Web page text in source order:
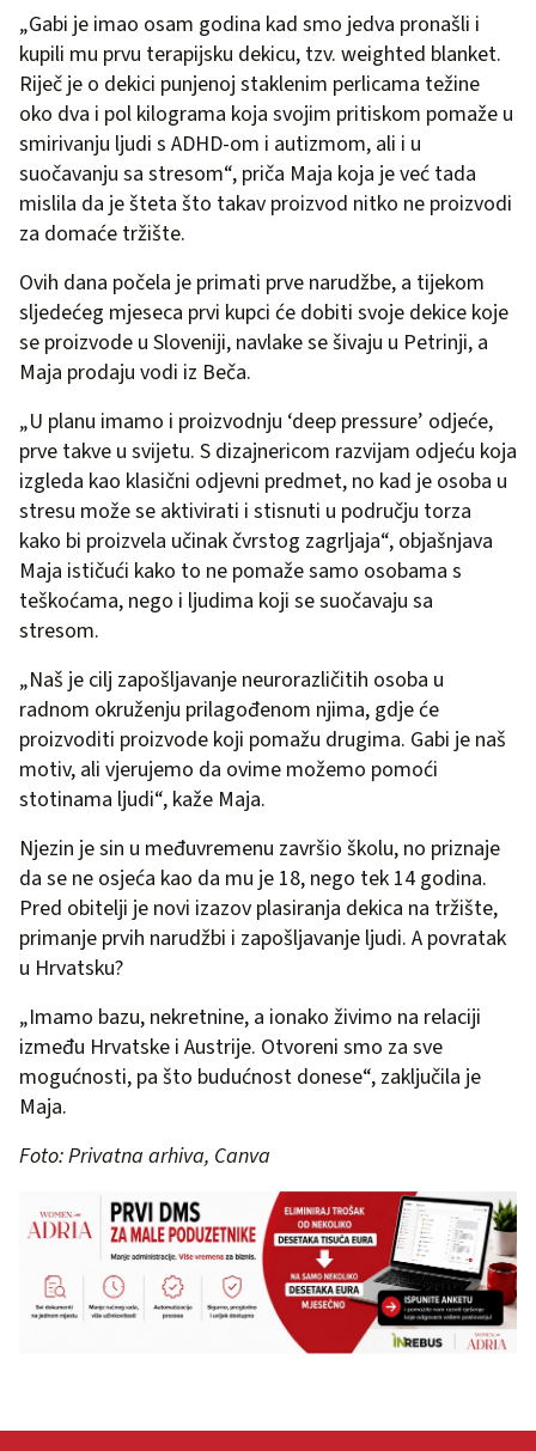
„Gabi je imao osam godina kad smo jedva pronašli i
kupili mu prvu terapijsku dekicu, tzv. weighted blanket.
Riječ je o dekici punjenoj staklenim perlicama težine
oko dva i pol kilograma koja svojim pritiskom pomaže u
smirivanju ljudi s ADHD-om i autizmom, ali i u
suočavanju sa stresom“, priča Maja koja je već tada
mislila da je šteta što takav proizvod nitko ne proizvodi
za domaće tržište.
Ovih dana počela je primati prve narudžbe, a tijekom
sljedećeg mjeseca prvi kupci će dobiti svoje dekice koje
se proizvode u Sloveniji, navlake se šivaju u Petrinji, a
Maja prodaju vodi iz Beča.
„U planu imamo i proizvodnju ‘deep pressure’ odjeće,
prve takve u svijetu. S dizajnericom razvijam odjeću koja
izgleda kao klasični odjevni predmet, no kad je osoba u
stresu može se aktivirati i stisnuti u području torza
kako bi proizvela učinak čvrstog zagrljaja“, objašnjava
Maja ističući kako to ne pomaže samo osobama s
teškoćama, nego i ljudima koji se suočavaju sa
stresom.
„Naš je cilj zapošljavanje neurorazličitih osoba u
radnom okruženju prilagođenom njima, gdje će
proizvoditi proizvode koji pomažu drugima. Gabi je naš
motiv, ali vjerujemo da ovime možemo pomoći
stotinama ljudi“, kaže Maja.
Njezin je sin u međuvremenu završio školu, no priznaje
da se ne osjeća kao da mu je 18, nego tek 14 godina.
Pred obitelji je novi izazov plasiranja dekica na tržište,
primanje prvih narudžbi i zapošljavanje ljudi. A povratak
u Hrvatsku?
„Imamo bazu, nekretnine, a ionako živimo na relaciji
između Hrvatske i Austrije. Otvoreni smo za sve
mogućnosti, pa što budućnost donese“, zaključila je
Maja.
Foto: Privatna arhiva, Canva